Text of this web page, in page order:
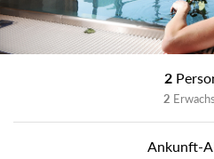
2
2
Ankunft-